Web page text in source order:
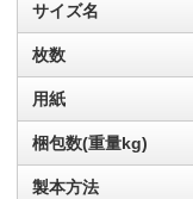
サイズ名
枚数
用紙
梱包数(重量kg)
製本方法